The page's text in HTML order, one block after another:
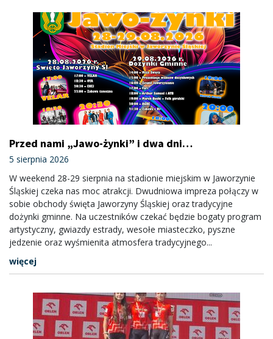
Przed nami „Jawo-żynki” i dwa dni
wspólnego świętowania. Wystąpi m.in.
„Enej”
5 sierpnia 2026
W weekend 28-29 sierpnia na stadionie miejskim w Jaworzynie
Śląskiej czeka nas moc atrakcji. Dwudniowa impreza połączy w
sobie obchody święta Jaworzyny Śląskiej oraz tradycyjne
dożynki gminne. Na uczestników czekać będzie bogaty program
artystyczny, gwiazdy estrady, wesołe miasteczko, pyszne
jedzenie oraz wyśmienita atmosfera tradycyjnego...
więcej